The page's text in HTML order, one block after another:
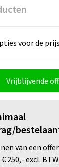
Fiets
borrelbox
zomer
voor de
Vrijblijvende
van een
250,- excl.